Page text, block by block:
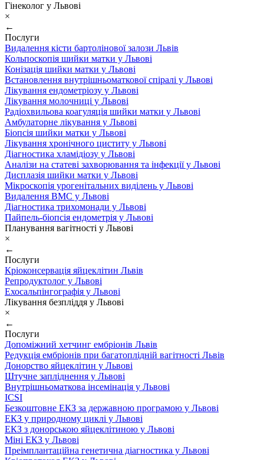
Гінеколог у Львові
×
←
Послуги
Видалення кісти бартолінової залози Львів
Кольпоскопія шийки матки у Львові
Конізація шийки матки у Львові
Встановлення внутрішньоматкової спіралі у Львові
Лікування ендометріозу у Львові
Лікування молочниці у Львові
Радіохвильова коагуляція шийки матки у Львові
Амбулаторне лікування у Львові
Біопсія шийки матки у Львові
Лікування хронічного циститу у Львові
Діагностика хламідіозу у Львові
Аналізи на статеві захворювання та інфекції у Львові
Дисплазія шийки матки у Львові
Мікроскопія урогенітальних виділень у Львові
Видалення ВМС у Львові
Діагностика трихомонади у Львові
Пайпель-біопсія ендометрія у Львові
Планування вагітності у Львові
×
←
Послуги
Кріоконсервація яйцеклітин Львів
Репродуктолог у Львові
Ехосальпінгографія у Львові
Лікування безпліддя у Львові
×
←
Послуги
Допоміжний хетчинг ембріонів Львів
Редукція ембріонів при багатоплідній вагітності Львів
Донорство яйцеклітин у Львові
Штучне запліднення у Львові
Внутрішньоматкова інсемінація у Львові
ICSI
Безкоштовне ЕКЗ за державною програмою у Львові
ЕКЗ у природному циклі у Львові
ЕКЗ з донорською яйцеклітиною у Львові
Міні ЕКЗ у Львові
Преімплантаційна генетична діагностика у Львові